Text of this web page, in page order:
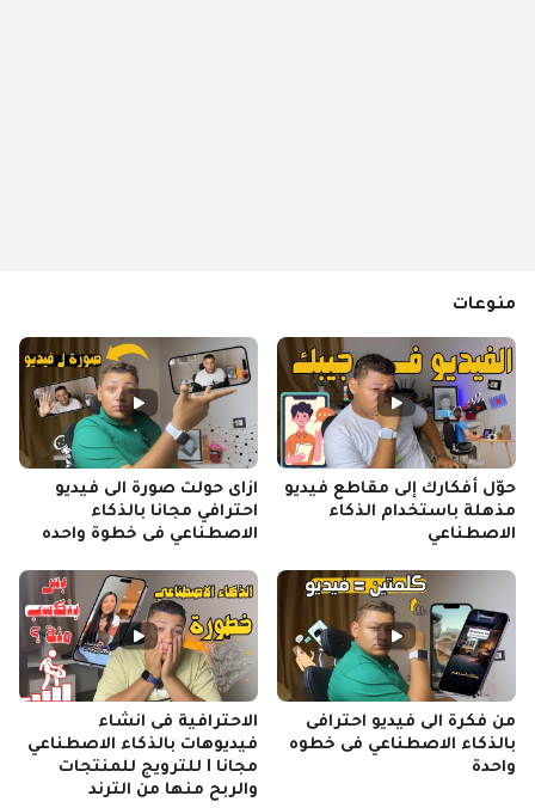
منوعات
حوّل أفكارك إلى مقاطع فيديو
مذهلة باستخدام الذكاء
الاصطناعي
ازاى حولت صورة الى فيديو
احترافي مجانا بالذكاء
الاصطناعي فى خطوة واحده
من فكرة الى فيديو احترافى
بالذكاء الاصطناعي فى خطوه
واحدة
الاحترافية فى انشاء
فيديوهات بالذكاء الاصطناعي
مجانا I للترويج للمنتجات
والربح منها من الترند